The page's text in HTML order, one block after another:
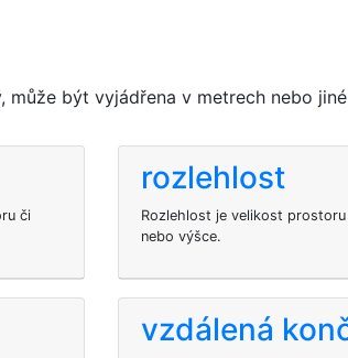
být vyjádřena v metrech nebo
či
rozlehlost
Rozlehlost je velikost
nebo výšce.
vzdálená